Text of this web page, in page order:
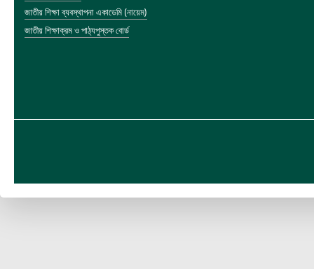
জাতীয় শিক্ষা ব্যবস্থাপনা একাডেমি (নায়েম)
জাতীয় শিক্ষাক্রম ও পাঠ্যপুস্তক বোর্ড